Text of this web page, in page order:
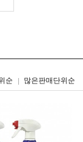
순 많은판매단위순